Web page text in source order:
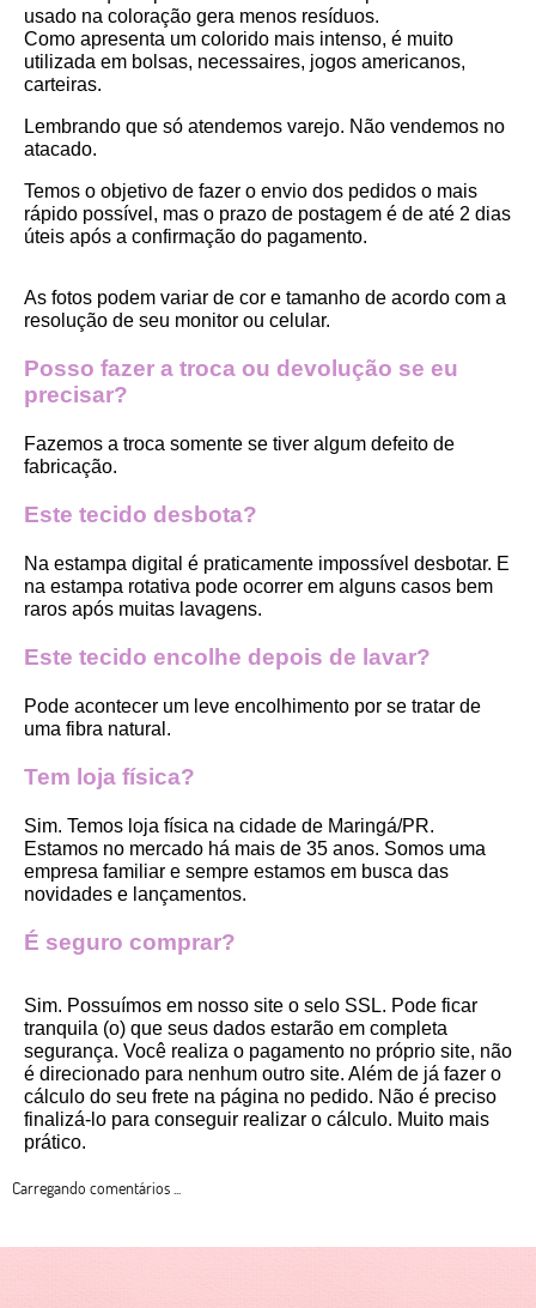
usado na coloração gera menos resíduos.
Como apresenta um colorido mais intenso, é muito
utilizada em bolsas, necessaires, jogos americanos,
carteiras.
Lembrando que só atendemos varejo. Não vendemos no
atacado.
Temos o objetivo de fazer o envio dos pedidos o mais
rápido possível, mas o prazo de postagem é de até 2 dias
úteis após a confirmação do pagamento.
As fotos podem variar de cor e tamanho de acordo com a
resolução de seu monitor ou celular.
Posso fazer a troca ou devolução se eu
precisar?
Fazemos a troca somente se tiver algum defeito de
fabricação.
Este tecido desbota?
Na estampa digital é praticamente impossível desbotar. E
na estampa rotativa pode ocorrer em alguns casos bem
raros após muitas lavagens.
Este tecido encolhe depois de lavar?
Pode acontecer um leve encolhimento por se tratar de
uma fibra natural.
Tem loja física?
Sim. Temos loja física na cidade de Maringá/PR.
Estamos no mercado há mais de 35 anos. Somos uma
empresa familiar e sempre estamos em busca das
novidades e lançamentos.
É seguro comprar?
Sim. Possuímos em nosso site o selo SSL. Pode ficar
tranquila (o) que seus dados estarão em completa
segurança. Você realiza o pagamento no próprio site, não
é direcionado para nenhum outro site. Além de já fazer o
cálculo do seu frete na página no pedido. Não é preciso
finalizá-lo para conseguir realizar o cálculo. Muito mais
prático.
Carregando comentários ...